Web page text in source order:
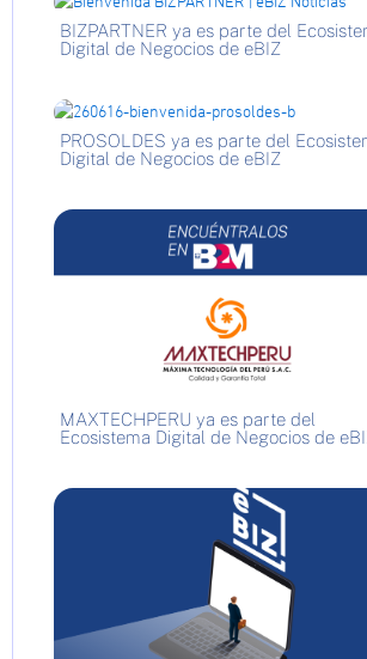
BIZPARTNER ya es parte del
Digital de Negocios de eBIZ
PROSOLDES ya es parte del
Digital de Negocios de eBIZ
MAXTECHPERU ya es parte del
Ecosistema Digital de Negocios de